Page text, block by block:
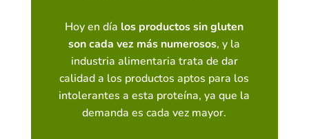
Hoy en día los productos sin gluten
son cada vez más numerosos, y la
industria alimentaria trata de dar
calidad a los productos aptos para los
intolerantes a esta proteína, ya que la
demanda es cada vez mayor.